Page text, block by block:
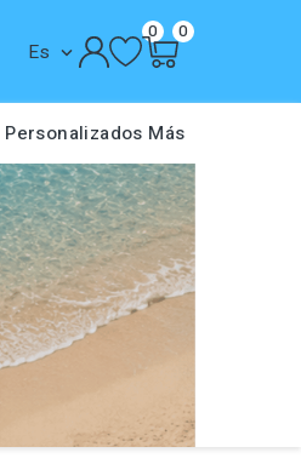
Es 
0 0
Personalizados Más